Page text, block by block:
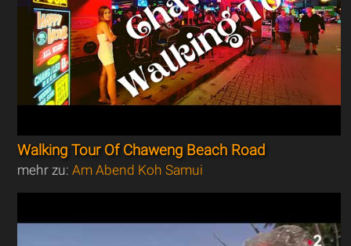
Walking Tour Of Chaweng Beach Road
mehr zu:Am Abend Koh Samui